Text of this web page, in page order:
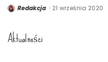
PostedRedakcja 21 września 2020
Aktualności